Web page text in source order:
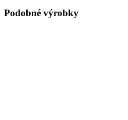
Podobné výrobky